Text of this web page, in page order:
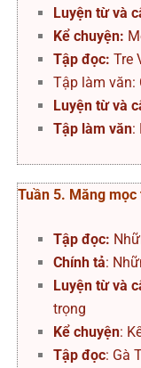
Luyện từ và
Kể chuyện:
Tập đọc: Tre
Tập làm văn:
Luyện từ và
Tập làm văn:
Tuần 5. Măng mọc
Tập đọc:
Chính tả:
Luyện từ và
trọng
Kể chuyện:
Tập đọc: Gà